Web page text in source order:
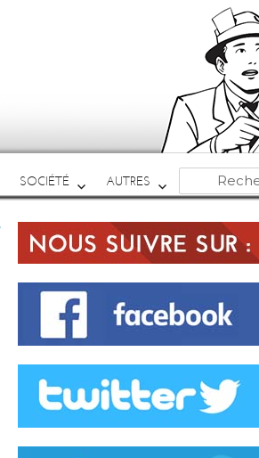
SOCIÉTÉ AUTRES
Recherche
pour :